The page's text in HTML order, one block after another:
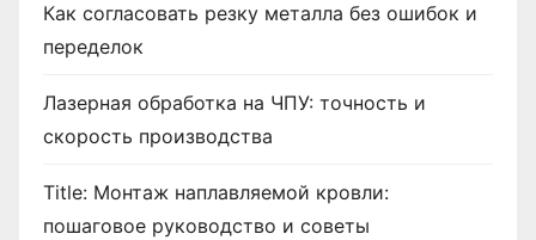
Как согласовать резку металла без ошибок и
переделок
Лазерная обработка на ЧПУ: точность и
скорость производства
Title: Монтаж наплавляемой кровли:
пошаговое руководство и советы